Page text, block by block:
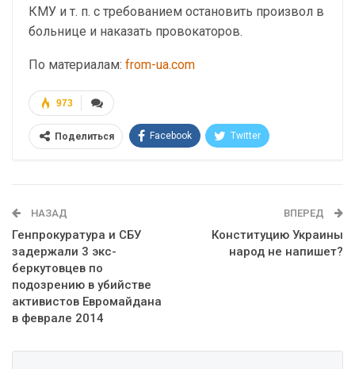
КМУ и т. п. с требованием остановить произвол в
больнице и наказать провокаторов.
По материалам: from-ua.com
973
Поделиться Facebook Twitter
НАЗАД
Генпрокуратура и СБУ
задержали 3 экс-
беркутовцев по
подозрению в убийстве
активистов Евромайдана
в феврале 2014
ВПЕРЕД
Конституцию Украины
народ не напишет?